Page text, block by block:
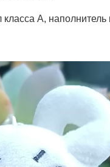
А,